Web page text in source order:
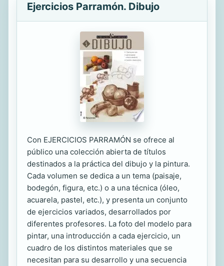
Ejercicios Parramón. Dibujo
Con EJERCICIOS PARRAMÓN se ofrece al
público una colección abierta de títulos
destinados a la práctica del dibujo y la pintura.
Cada volumen se dedica a un tema (paisaje,
bodegón, figura, etc.) o a una técnica (óleo,
acuarela, pastel, etc.), y presenta un conjunto
de ejercicios variados, desarrollados por
diferentes profesores. La foto del modelo para
pintar, una introducción a cada ejercicio, un
cuadro de los distintos materiales que se
necesitan para su desarrollo y una secuencia